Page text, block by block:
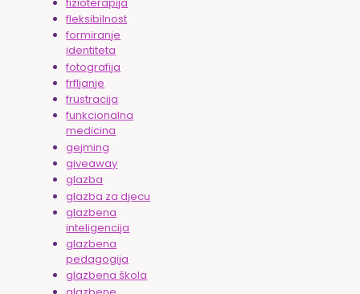
fleksibilnost
formiranje
identiteta
fotografija
frfljanje
frustracija
funkcionalna
medicina
gejming
giveaway
glazba
glazba za djecu
glazbena
inteligencija
glazbena
pedagogija
glazbena škola